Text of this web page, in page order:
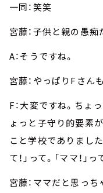
一同：笑笑
宮藤：子供と親の愚
A：そうですね。
宮藤：やっぱりFさん
F：大変ですね。ちょ
ょっと子守り的要素
こと学校でありました
て！」って。「ママ！
宮藤：ママだと思っ